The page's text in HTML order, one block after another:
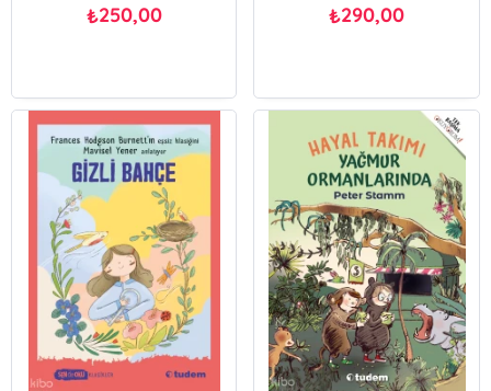
₺250,00 ₺290,00